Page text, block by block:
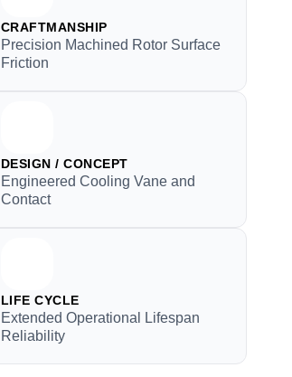
CRAFTMANSHIP
Precision Machined Rotor Surface
Friction
DESIGN / CONCEPT
Engineered Cooling Vane and
Contact
LIFE CYCLE
Extended Operational Lifespan
Reliability